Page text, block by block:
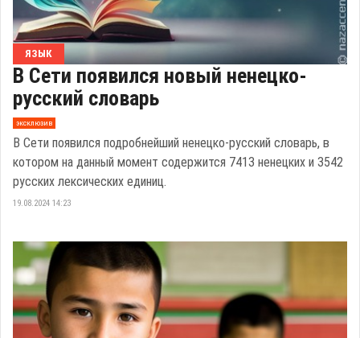
ЯЗЫК
В Сети появился новый ненецко-
русский словарь
эксклюзив
В Сети появился подробнейший ненецко-русский словарь, в
котором на данный момент содержится 7413 ненецких и 3542
русских лексических единиц.
19.08.2024 14:23